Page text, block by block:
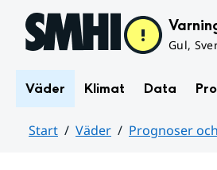
Hoppa till sidans innehåll
Gul,
Väder Klimat Data
Start Väder Prognoser